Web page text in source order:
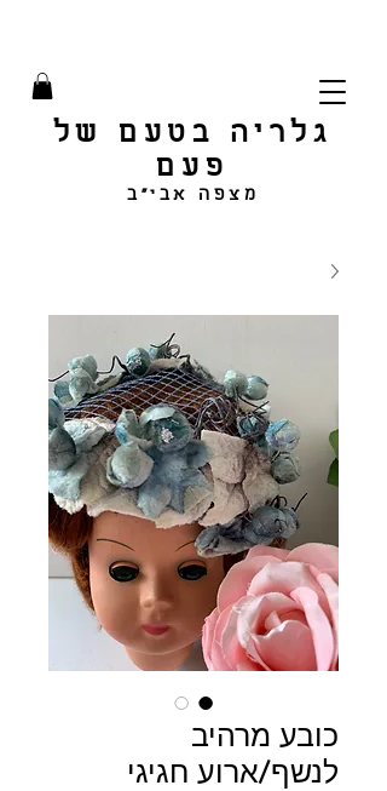
גלריה בטעם של
פעם
מצפה אבי"ב
כובע מרהיב
לנשף/ארוע חגיגי